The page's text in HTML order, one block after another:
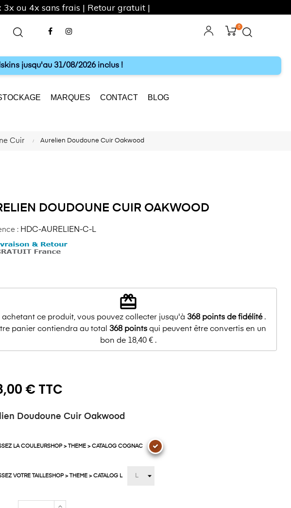
Facebook
0
jusqu'au 31/08/2026 inclus !
MARQUES CONTACT BLOG
Cuir Aurelien Doudoune Cuir Oakwood
DOUDOUNE CUIR OAKWOOD
: HDC-AURELIEN-C-L
redeem
achetant ce produit, vous pouvez collecter jusqu'à 368 points de fidélité.
panier contiendra au total 368pointsqui peuvent être convertis en un
bon de 18,40 €.
€ TTC
Doudoune Cuir Oakwood
LA COULEURSHOP > THEME > CATALOG COGNAC
VOTRE TAILLESHOP > THEME > CATALOG L
ou 4x sans frais | Retour gratuit |